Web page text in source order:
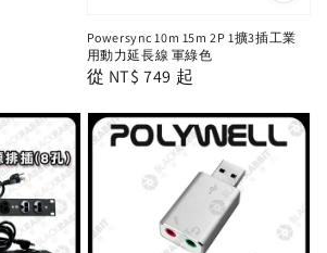
Powersync 10m 15m 2P 1擴3插工業
用動力延長線 軍綠色
Regular
從 NT$ 749 起